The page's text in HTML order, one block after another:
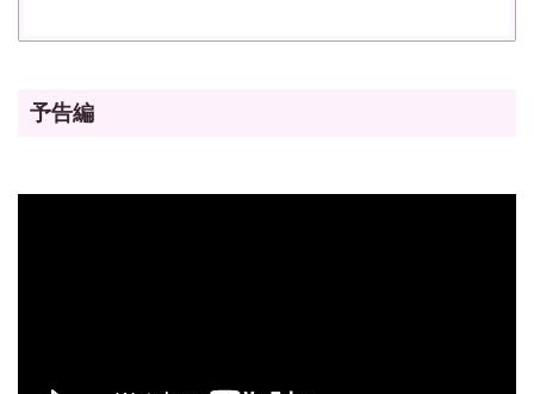
予告編